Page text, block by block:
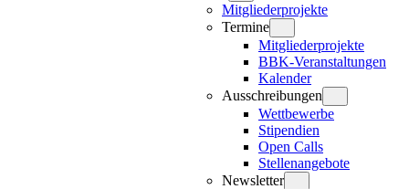
Mitgliederprojekte
Termine
Mitgliederprojekte
BBK-Veranstaltungen
Kalender
Ausschreibungen
Wettbewerbe
Stipendien
Open Calls
Stellenangebote
Newsletter